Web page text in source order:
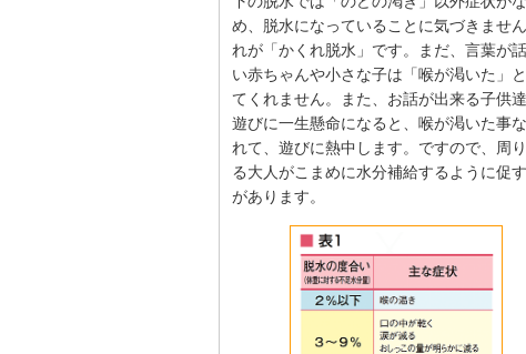
め、脱水になっていることに気づきませ
れが「かくれ脱水」です。まだ、言葉が
い赤ちゃんや小さな子は「喉が渇いた」
てくれません。また、お話が出来る子供達
遊びに一生懸命になると、喉が渇いた事
れて、遊びに熱中します。ですので、周
る大人がこまめに水分補給するように促
があります。